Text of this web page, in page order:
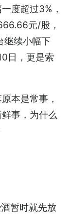
度超过3%，
元/股，
继续小幅下
日，更是索
本是常事，
事，为什么
暂时就先放